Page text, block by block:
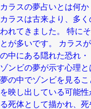
カラスの夢占いとは何か
カラスは古来より、多
われてきました。 特に
とが多いです。 カラス
の中にある隠れた恐れ・
ゾンビの夢が示す心理と
夢の中でゾンビを見る
を映し出している可能
る死体として描かれ、